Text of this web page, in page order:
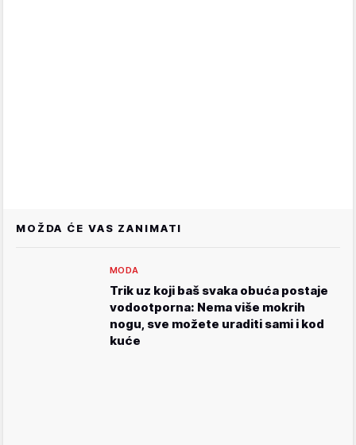
MOŽDA ĆE VAS ZANIMATI
MODA
Trik uz koji baš svaka obuća postaje
vodootporna: Nema više mokrih
nogu, sve možete uraditi sami i kod
kuće